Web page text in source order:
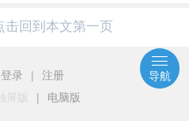
击回到本文第一页
登录 |
注册
屏版 | 电脑版
导航